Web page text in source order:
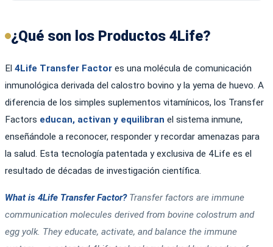
¿Qué son los Productos 4Life?
El 4Life Transfer Factor es una molécula de comunicación
inmunológica derivada del calostro bovino y la yema de huevo. A
diferencia de los simples suplementos vitamínicos, los Transfer
Factors educan, activan y equilibran el sistema inmune,
enseñándole a reconocer, responder y recordar amenazas para
la salud. Esta tecnología patentada y exclusiva de 4Life es el
resultado de décadas de investigación científica.
What is 4Life Transfer Factor?Transfer factors are immune
communication molecules derived from bovine colostrum and
egg yolk. They educate, activate, and balance the immune